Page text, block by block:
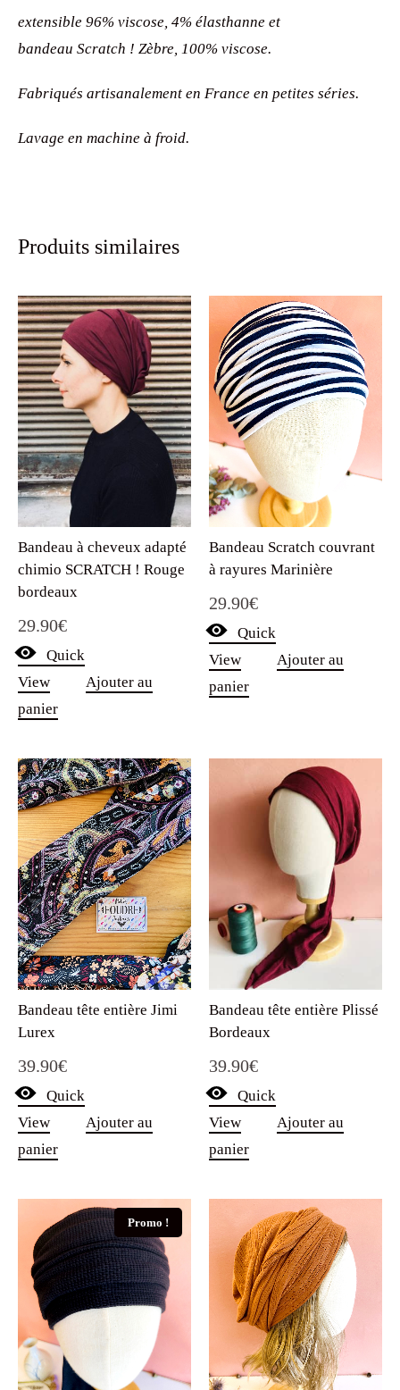
extensible 96% viscose, 4% élasthanne et
bandeau Scratch ! Zèbre, 100% viscose.
Fabriqués artisanalement en France en petites séries.
Lavage en machine à froid.
Produits similaires
Bandeau à cheveux adapté
chimio SCRATCH ! Rouge
bordeaux
29.90€
Quick
View
Ajouter au
panier
Bandeau Scratch couvrant
à rayures Marinière
29.90€
Quick
View
Ajouter au
panier
Bandeau tête entière Jimi
Lurex
39.90€
Quick
View
Ajouter au
panier
Bandeau tête entière Plissé
Bordeaux
39.90€
Quick
View
Ajouter au
panier
Promo !